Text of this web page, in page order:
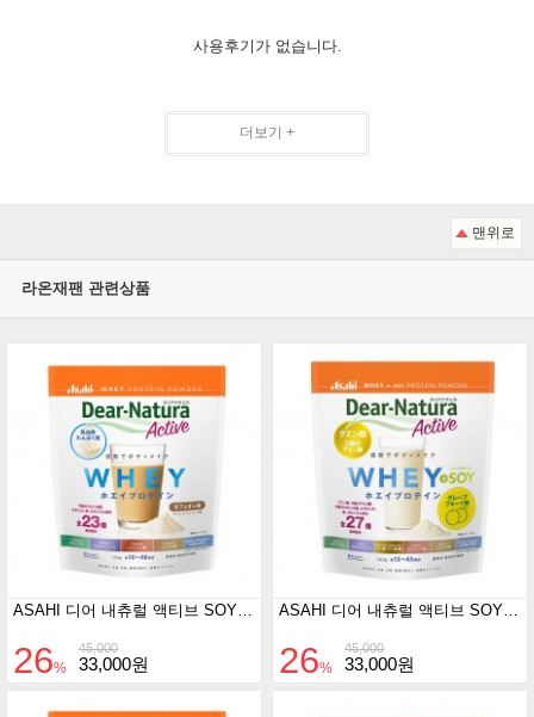
사용후기가 없습니다.
더보기 +
맨위로
라온재팬 관련상품
45,000
26% 33,000원
45,000
26% 33,000원